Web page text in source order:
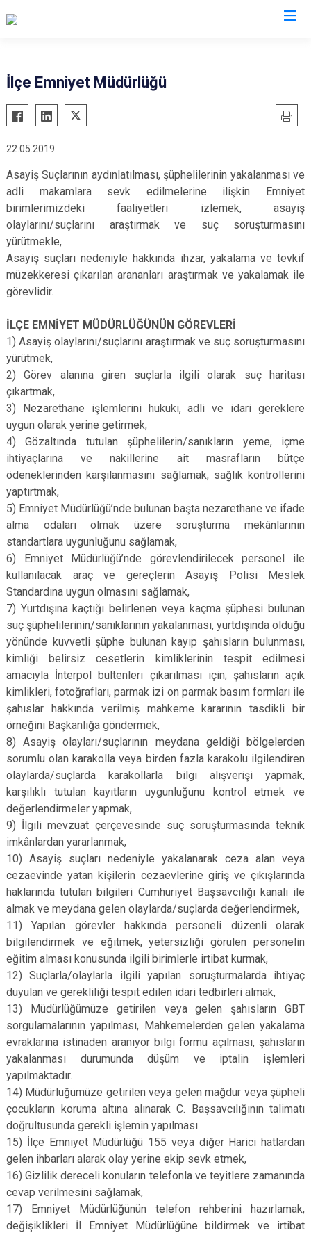
Akçakale
Birecik
Bozova
Ceylanpınar
Halfeti
Harran
Hilvan
Haliliye
Eyyübiye
İlçe Emniyet Müdürlüğü
22.05.2019
Asayiş Suçlarının aydınlatılması, şüphelilerinin yakalanması ve
adli makamlara sevk edilmelerine ilişkin Emniyet
birimlerimizdeki faaliyetleri izlemek, asayiş
olaylarını/suçlarını araştırmak ve suç soruşturmasını
yürütmekle,
Asayiş suçları nedeniyle hakkında ihzar, yakalama ve tevkif
müzekkeresi çıkarılan arananları araştırmak ve yakalamak ile
görevlidir.
İLÇE EMNİYET MÜDÜRLÜĞÜNÜN GÖREVLERİ
1) Asayiş olaylarını/suçlarını araştırmak ve suç soruşturmasını
yürütmek,
2) Görev alanına giren suçlarla ilgili olarak suç haritası
çıkartmak,
3) Nezarethane işlemlerini hukuki, adli ve idari gereklere
uygun olarak yerine getirmek,
4) Gözaltında tutulan şüphelilerin/sanıkların yeme, içme
ihtiyaçlarına ve nakillerine ait masrafların bütçe
ödeneklerinden karşılanmasını sağlamak, sağlık kontrollerini
yaptırtmak,
5) Emniyet Müdürlüğü’nde bulunan başta nezarethane ve ifade
alma odaları olmak üzere soruşturma mekânlarının
standartlara uygunluğunu sağlamak,
6) Emniyet Müdürlüğü’nde görevlendirilecek personel ile
kullanılacak araç ve gereçlerin Asayiş Polisi Meslek
Standardına uygun olmasını sağlamak,
7) Yurtdışına kaçtığı belirlenen veya kaçma şüphesi bulunan
suç şüphelilerinin/sanıklarının yakalanması, yurtdışında olduğu
yönünde kuvvetli şüphe bulunan kayıp şahısların bulunması,
kimliği belirsiz cesetlerin kimliklerinin tespit edilmesi
amacıyla İnterpol bültenleri çıkarılması için; şahısların açık
kimlikleri, fotoğrafları, parmak izi on parmak basım formları ile
şahıslar hakkında verilmiş mahkeme kararının tasdikli bir
örneğini Başkanlığa göndermek,
8) Asayiş olayları/suçlarının meydana geldiği bölgelerden
sorumlu olan karakolla veya birden fazla karakolu ilgilendiren
olaylarda/suçlarda karakollarla bilgi alışverişi yapmak,
karşılıklı tutulan kayıtların uygunluğunu kontrol etmek ve
değerlendirmeler yapmak,
9) İlgili mevzuat çerçevesinde suç soruşturmasında teknik
imkânlardan yararlanmak,
10) Asayiş suçları nedeniyle yakalanarak ceza alan veya
cezaevinde yatan kişilerin cezaevlerine giriş ve çıkışlarında
haklarında tutulan bilgileri Cumhuriyet Başsavcılığı kanalı ile
almak ve meydana gelen olaylarda/suçlarda değerlendirmek,
11) Yapılan görevler hakkında personeli düzenli olarak
bilgilendirmek ve eğitmek, yetersizliği görülen personelin
eğitim alması konusunda ilgili birimlerle irtibat kurmak,
12) Suçlarla/olaylarla ilgili yapılan soruşturmalarda ihtiyaç
duyulan ve gerekliliği tespit edilen idari tedbirleri almak,
13) Müdürlüğümüze getirilen veya gelen şahısların GBT
sorgulamalarının yapılması, Mahkemelerden gelen yakalama
evraklarına istinaden aranıyor bilgi formu açılması, şahısların
yakalanması durumunda düşüm ve iptalin işlemleri
yapılmaktadır.
14) Müdürlüğümüze getirilen veya gelen mağdur veya şüpheli
çocukların koruma altına alınarak C. Başsavcılığının talimatı
doğrultusunda gerekli işlemin yapılması.
15) İlçe Emniyet Müdürlüğü 155 veya diğer Harici hatlardan
gelen ihbarları alarak olay yerine ekip sevk etmek,
16) Gizlilik dereceli konuların telefonla ve teyitlere zamanında
cevap verilmesini sağlamak,
17) Emniyet Müdürlüğünün telefon rehberini hazırlamak,
değişiklikleri İl Emniyet Müdürlüğüne bildirmek ve irtibat